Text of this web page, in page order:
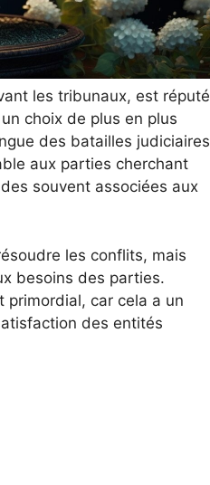
les tribunaux, est réputé
choix de plus en plus
des batailles judiciaires
aux parties cherchant
souvent associées aux
les conflits, mais
besoins des parties.
primordial, car cela a un
des entités